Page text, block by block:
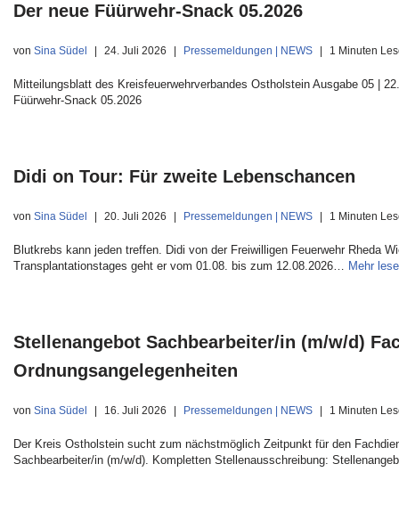
Der neue Füürwehr-Snack 05.2026
von Sina Südel 24. Juli 2026 Pressemeldungen | NEWS 1 Minuten
Mitteilungsblatt des Kreisfeuerwehrverbandes Ostholstein Ausgabe 05 |
Füürwehr-Snack 05.2026
Didi on Tour: Für zweite Lebenschancen
von Sina Südel 20. Juli 2026 Pressemeldungen | NEWS 1 Minuten
Blutkrebs kann jeden treffen. Didi von der Freiwilligen Feuerwehr Rheda
Transplantationstages geht er vom 01.08. bis zum 12.08.2026… Mehr
Stellenangebot Sachbearbeiter/in (m/w/d)
Ordnungsangelegenheiten
von Sina Südel 16. Juli 2026 Pressemeldungen | NEWS 1 Minuten
Der Kreis Ostholstein sucht zum nächstmöglich Zeitpunkt für den
Sachbearbeiter/in (m/w/d). Kompletten Stellenausschreibung: